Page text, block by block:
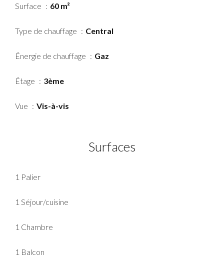
Surface 60 m²
Type de chauffage Central
Énergie de chauffage Gaz
Étage 3ème
Vue Vis-à-vis
Surfaces
1 Palier
1 Séjour/cuisine
1 Chambre
1 Balcon